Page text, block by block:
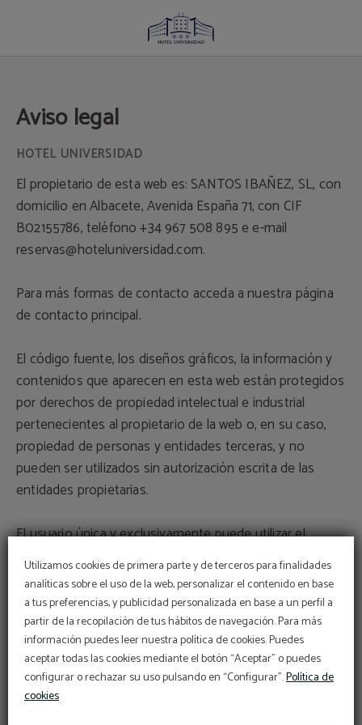
Utilizamos cookies de primera parte y de terceros para finalidades
analíticas sobre el uso de la web, personalizar el contenido en base
a tus preferencias, y publicidad personalizada en base a un perfil a
partir de la recopilación de tus hábitos de navegación. Para más
información puedes leer nuestra política de cookies. Puedes
aceptar todas las cookies mediante el botón “Aceptar” o puedes
configurar o rechazar su uso pulsando en “Configurar”.Política de
cookies
Aviso legal
El propietario de esta web es: SANTOS IBAÑEZ, SL, con
domicilio en Albacete, Avenida España 71, con CIF
B02155786, teléfono +34 967 508 895 e e-mail
reservas@hoteluniversidad.com.
Para más formas de contacto acceda a nuestra página
de contacto principal.
El código fuente, los diseños gráficos, la información y
contenidos que aparecen en esta web están protegidos
por derechos de propiedad intelectual e industrial
pertenecientes al propietario de la web o, en su caso,
propiedad de personas y entidades terceras, y no
pueden ser utilizados sin autorización escrita de las
entidades propietarias.
El usuario única y exclusivamente puede utilizar el
material que aquí aparezca para su uso personal y
privado, siempre que respete todos los derechos de
propiedad intelectual, propiedad industrial y demás
derechos de propiedad, quedando, por tanto,
terminantemente prohibida su reproducción o cualquier
otro tipo de utilización con fines comerciales o para
incurrir en actividades ilícitas; su distribución, difusión, así
PROMOCIÓN
5% de descuento
RESERVANDO EN NUESTRA WEB OFICIAL